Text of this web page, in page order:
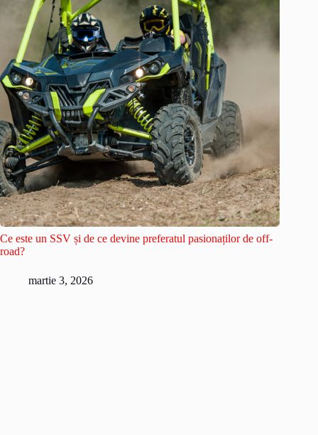
Ce este un SSV și de ce devine preferatul pasionaților de off-
road?
martie 3, 2026